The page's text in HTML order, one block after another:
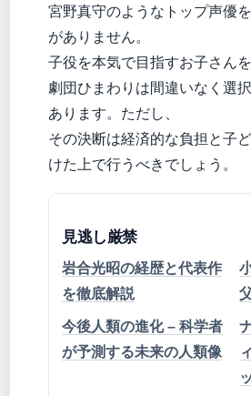
宮野真守のようなトップ声優
がありません。
子役を本気で目指すお子さん
劇団ひまわりは間違いなく選
あります。ただし、
その決断は経済的な負担と子
けた上で行うべきでしょう。
見逃し厳禁
岩合光昭の経歴と代表作
を徹底解説
今後人類の進化 – 科学者
が予測する未来の人類像